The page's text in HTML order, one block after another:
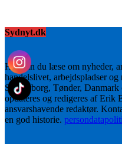
Sydnyt.dk
Her kan du læse om nyheder,
handelslivet, arbejdspladser
Sønderborg, Tønder,
opdateres og redigeres af Erik
ansvarshavende redaktør.
en god historie.